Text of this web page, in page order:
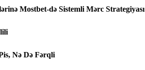
Mostbet-də Sistemli Mərc Strategiyası
Nə Də Fərqli